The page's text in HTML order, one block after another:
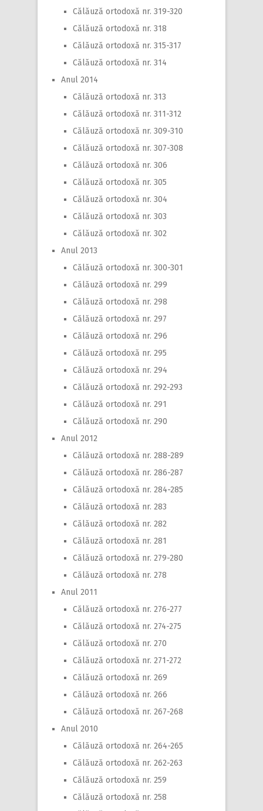
Călăuză ortodoxă nr. 319-320
Călăuză ortodoxă nr. 318
Călăuză ortodoxă nr. 315-317
Călăuză ortodoxă nr. 314
Anul 2014
Călăuză ortodoxă nr. 313
Călăuză ortodoxă nr. 311-312
Călăuză ortodoxă nr. 309-310
Călăuză ortodoxă nr. 307-308
Călăuză ortodoxă nr. 306
Călăuză ortodoxă nr. 305
Călăuză ortodoxă nr. 304
Călăuză ortodoxă nr. 303
Călăuză ortodoxă nr. 302
Anul 2013
Călăuză ortodoxă nr. 300-301
Călăuză ortodoxă nr. 299
Călăuză ortodoxă nr. 298
Călăuză ortodoxă nr. 297
Călăuză ortodoxă nr. 296
Călăuză ortodoxă nr. 295
Călăuză ortodoxă nr. 294
Călăuză ortodoxă nr. 292-293
Călăuză ortodoxă nr. 291
Călăuză ortodoxă nr. 290
Anul 2012
Călăuză ortodoxă nr. 288-289
Călăuză ortodoxă nr. 286-287
Călăuză ortodoxă nr. 284-285
Călăuză ortodoxă nr. 283
Călăuză ortodoxă nr. 282
Călăuză ortodoxă nr. 281
Călăuză ortodoxă nr. 279-280
Călăuză ortodoxă nr. 278
Anul 2011
Călăuză ortodoxă nr. 276-277
Călăuză ortodoxă nr. 274-275
Călăuză ortodoxă nr. 270
Călăuză ortodoxă nr. 271-272
Călăuză ortodoxă nr. 269
Călăuză ortodoxă nr. 266
Călăuză ortodoxă nr. 267-268
Anul 2010
Călăuză ortodoxă nr. 264-265
Călăuză ortodoxă nr. 262-263
Călăuză ortodoxă nr. 259
Călăuză ortodoxă nr. 258